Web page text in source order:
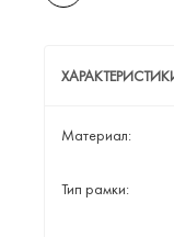
Материал:
Тип рамки: